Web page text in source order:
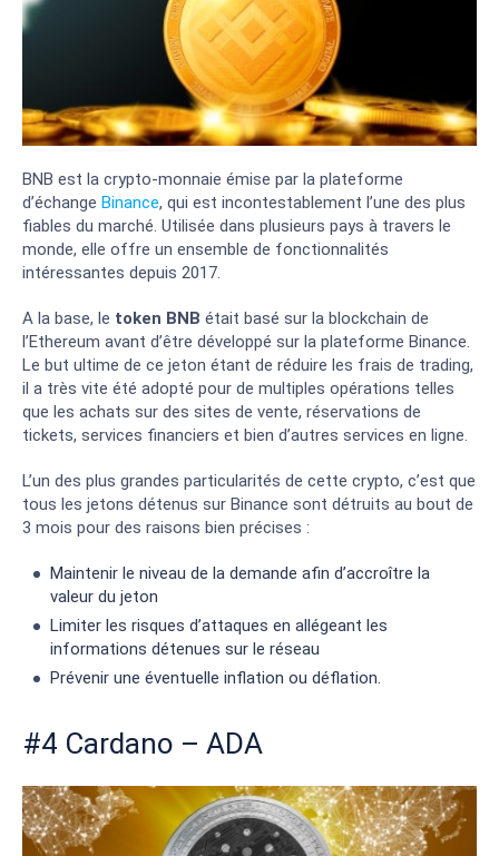
BNB est la crypto-monnaie émise par la plateforme
d’échange Binance, qui est incontestablement l’une des plus
fiables du marché. Utilisée dans plusieurs pays à travers le
monde, elle offre un ensemble de fonctionnalités
intéressantes depuis 2017.
A la base, le token BNB était basé sur la blockchain de
l’Ethereum avant d’être développé sur la plateforme Binance.
Le but ultime de ce jeton étant de réduire les frais de trading,
il a très vite été adopté pour de multiples opérations telles
que les achats sur des sites de vente, réservations de
tickets, services financiers et bien d’autres services en ligne.
L’un des plus grandes particularités de cette crypto, c’est que
tous les jetons détenus sur Binance sont détruits au bout de
3 mois pour des raisons bien précises :
Maintenir le niveau de la demande afin d’accroître la
valeur du jeton
Limiter les risques d’attaques en allégeant les
informations détenues sur le réseau
Prévenir une éventuelle inflation ou déflation.
#4 Cardano – ADA